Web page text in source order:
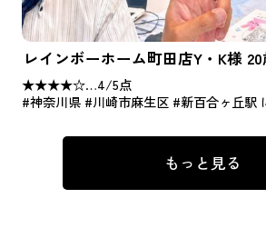
レインボーホーム町田店Y・K様
★★★★☆…4/5点
#神奈川県 #川崎市麻生区 #新百合ヶ丘駅
Q.また、当店（当社）でお部屋を探してい
すか？今回の担当をご指名いただけます
その理由は・・・？
もっと見る